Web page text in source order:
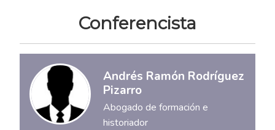
Conferencista
Andrés Ramón Rodríguez
Pizarro
Abogado de formación e
historiador